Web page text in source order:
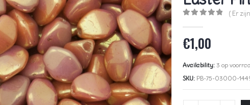
( Er
€1,00
Availability: 3 op
SKU: PB-75-03000-